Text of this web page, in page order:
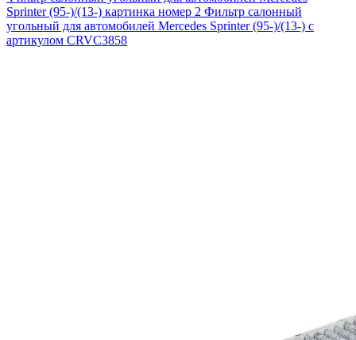
Sprinter (95-)/(13-) картинка номер 2 Фильтр салонный
угольный для автомобилей Mercedes Sprinter (95-)/(13-) с
артикулом CRVC3858